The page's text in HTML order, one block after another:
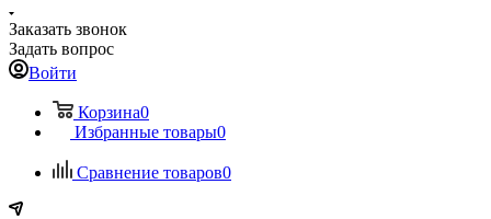
Заказать звонок
Задать вопрос
Войти
Корзина0
Избранные товары0
Сравнение товаров0